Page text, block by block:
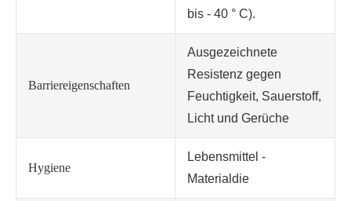
bis - 40 ° C).
Barriereigenschaften
Ausgezeichnete
Resistenz gegen
Feuchtigkeit, Sauerstoff,
Licht und Gerüche
Hygiene
Lebensmittel -
Materialdie